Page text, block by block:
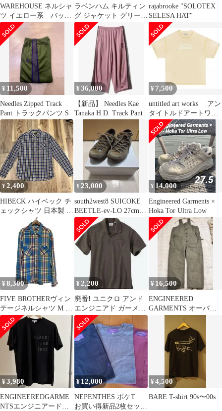
WAREHOUSE ネルシャ
ツ イエロー系 バッフ
ァローチェック
ラベンハム キルティン
グ ジャケット グリーン
ブラックウォッチ
rajabrooke "SOLOTEX
SELESA HAT"
¥ 11,500
Needles Zipped Track
Pant トラックパンツ S
¥36,000
【新品】 Needles Kae
Tanaka H.D. Track Pant
¥ 7,500
untitled art works アン
タイトルドアートワー
クス Tシャツ
¥2,400
HIBECK ハイベック チ
ェックシャツ 日本製 空
環仕上げ サイズＬ
¥ 23,000
south2west8 SUICOKE
BEETLE-ev-LO 27cm
防水
¥14,000
Engineered Garments ×
Hoka Tor Ultra Low
¥ 8,300
FIVE BROTHERヴィン
テージネルシャツ M ブ
ルー系 好配色
¥2,200
廃番❗️ ユニクロ アンド
エンジニアド ガーメン
ツオーバーサイズポロ
シャツ
¥ 16,500
ENGINEERED
GARMENTS オーバー
¥3,980
ENGINEEREDGARME
NTSエンジニアードガ
¥ 12,000
NEPENTHES ポケT
お買い得新品2枚セッ
¥4,500
BARE T-shirt 90s〜00s